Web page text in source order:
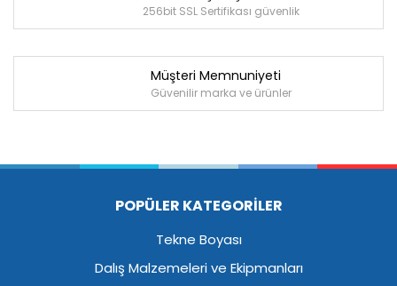
256bit SSL Sertifikası güvenlik
Müşteri Memnuniyeti
Güvenilir marka ve ürünler
POPÜLER KATEGORİLER
Tekne Boyası
Dalış Malzemeleri ve Ekipmanları